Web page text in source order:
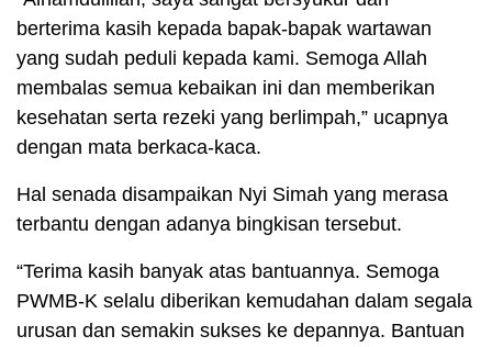
berterima kasih kepada bapak-bapak wartawan
yang sudah peduli kepada kami. Semoga Allah
membalas semua kebaikan ini dan memberikan
kesehatan serta rezeki yang berlimpah,” ucapnya
dengan mata berkaca-kaca.
Hal senada disampaikan Nyi Simah yang merasa
terbantu dengan adanya bingkisan tersebut.
“Terima kasih banyak atas bantuannya. Semoga
PWMB-K selalu diberikan kemudahan dalam segala
urusan dan semakin sukses ke depannya. Bantuan